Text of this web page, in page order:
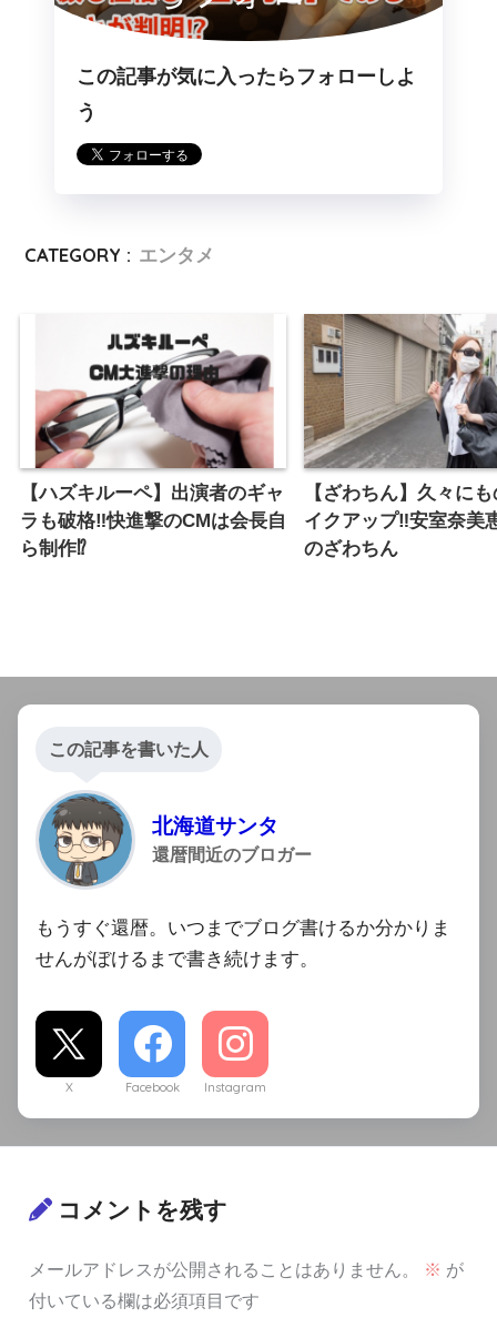
この記事が気に入ったらフォローしよ
う
CATEGORY : エンタメ
【ハズキルーペ】出演者のギャ
ラも破格‼︎快進撃のCMは会長自
ら制作⁉︎
【ざわちん】久々に
イクアップ‼︎安室奈美
のざわちん
この記事を書いた人
北海道サンタ
還暦間近のブロガー
もうすぐ還暦。いつまでブログ書けるか分かりま
せんがぼけるまで書き続けます。
X Facebook Instagram
コメントを残す
メールアドレスが公開されることはありません。 ※ が
付いている欄は必須項目です